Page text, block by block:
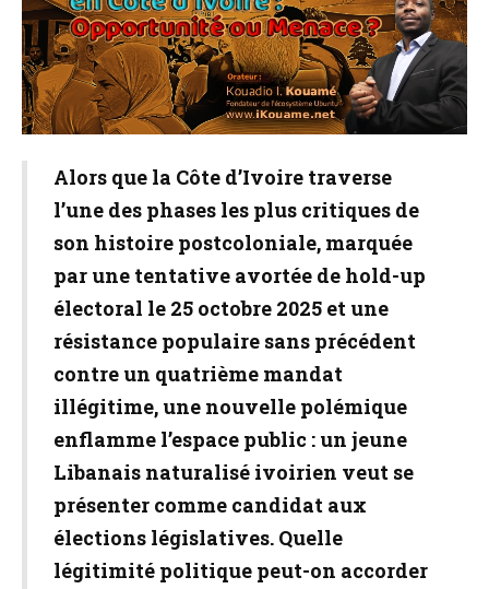
Alors que la Côte d’Ivoire traverse
l’une des phases les plus critiques de
son histoire postcoloniale, marquée
par une tentative avortée de hold-up
électoral le 25 octobre 2025 et une
résistance populaire sans précédent
contre un quatrième mandat
illégitime, une nouvelle polémique
enflamme l’espace public : un jeune
Libanais naturalisé ivoirien veut se
présenter comme candidat aux
élections législatives. Quelle
légitimité politique peut-on accorder